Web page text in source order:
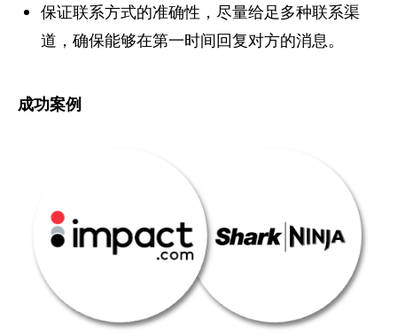
保证联系方式的准确性，尽量给足多种联系渠
道，确保能够在第一时间回复对方的消息。
成功案例